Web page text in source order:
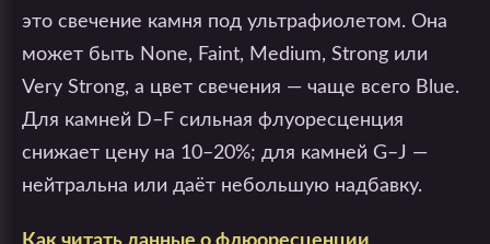
это свечение камня под ультрафиолетом. Она
может быть None, Faint, Medium, Strong или
Very Strong, а цвет свечения — чаще всего Blue.
Для камней D–F сильная флуоресценция
снижает цену на 10–20%; для камней G–J —
нейтральна или даёт небольшую надбавку.